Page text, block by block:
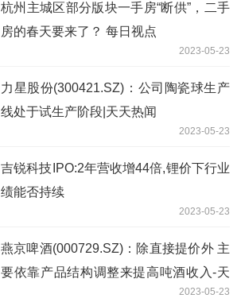
杭州主城区部分版块一手房“断供”，二手
房的春天要来了？ 每日视点
2023-05-23
力星股份(300421.SZ)：公司陶瓷球生产
线处于试生产阶段|天天热闻
2023-05-23
吉锐科技IPO:2年营收增44倍,锂价下行业
绩能否持续
2023-05-23
燕京啤酒(000729.SZ)：除直接提价外 主
要依靠产品结构调整来提高吨酒收入-天
2023-05-23